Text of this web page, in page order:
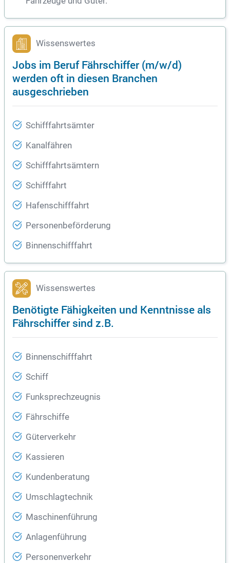
Wissenswertes
Jobs im Beruf Fährschiffer (m/w/d)
werden oft in diesen Branchen
ausgeschrieben
Schifffahrtsämter
Kanalfähren
Schifffahrtsämtern
Schifffahrt
Hafenschifffahrt
Personenbeförderung
Binnenschifffahrt
Wissenswertes
Benötigte Fähigkeiten und Kenntnisse als
Fährschiffer sind z.B.
Binnenschifffahrt
Schiff
Funksprechzeugnis
Fährschiffe
Güterverkehr
Kassieren
Kundenberatung
Umschlagtechnik
Maschinenführung
Anlagenführung
Personenverkehr